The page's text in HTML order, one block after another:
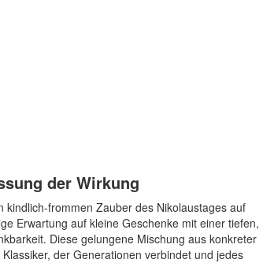
der Wirkung
frommen Zauber des Nikolaustages auf
Erwartung auf kleine Geschenke mit einer tiefen,
Diese gelungene Mischung aus konkreter
der Generationen verbindet und jedes